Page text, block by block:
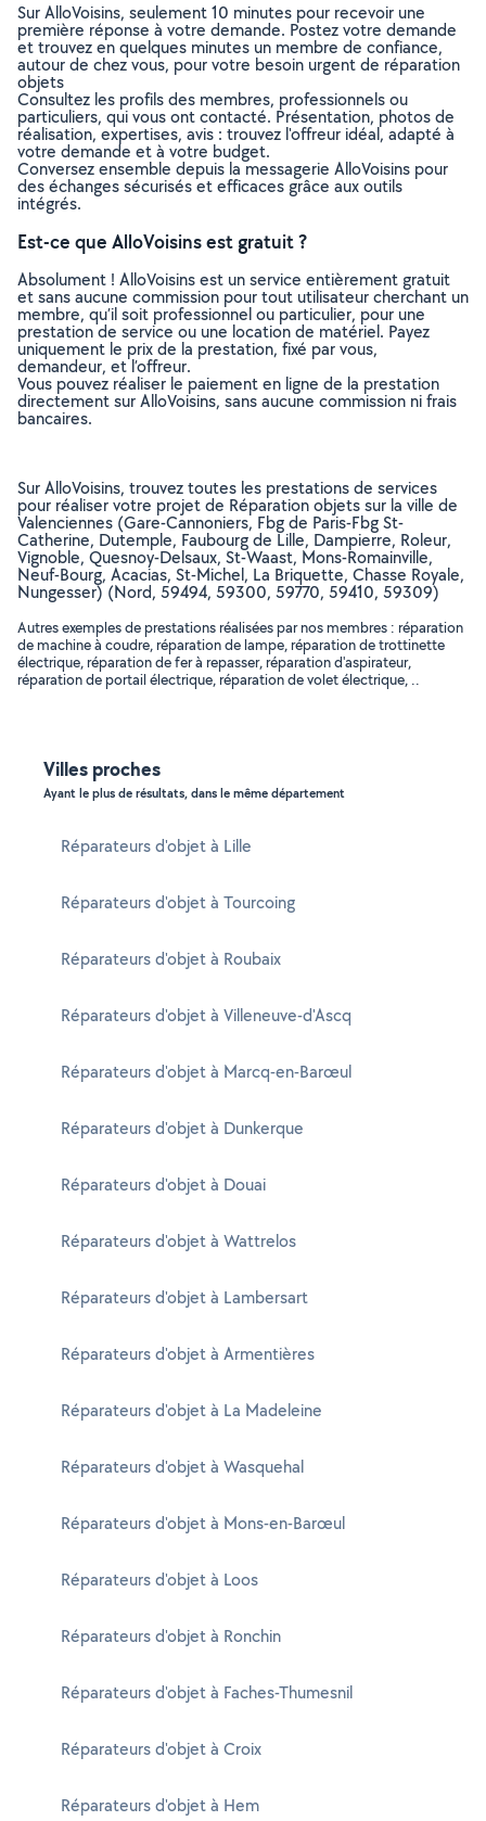
Sur AlloVoisins, seulement 10 minutes pour recevoir une
première réponse à votre demande. Postez votre demande
et trouvez en quelques minutes un membre de confiance,
autour de chez vous, pour votre besoin urgent de réparation
objets
Consultez les profils des membres, professionnels ou
particuliers, qui vous ont contacté. Présentation, photos de
réalisation, expertises, avis : trouvez l'offreur idéal, adapté à
votre demande et à votre budget.
Conversez ensemble depuis la messagerie AlloVoisins pour
des échanges sécurisés et efficaces grâce aux outils
intégrés.
Est-ce que AlloVoisins est gratuit ?
Absolument ! AlloVoisins est un service entièrement gratuit
et sans aucune commission pour tout utilisateur cherchant un
membre, qu’il soit professionnel ou particulier, pour une
prestation de service ou une location de matériel. Payez
uniquement le prix de la prestation, fixé par vous,
demandeur, et l’offreur.
Vous pouvez réaliser le paiement en ligne de la prestation
directement sur AlloVoisins, sans aucune commission ni frais
bancaires.
Sur AlloVoisins, trouvez toutes les prestations de services
pour réaliser votre projet de Réparation objets sur la ville de
Valenciennes (Gare-Cannoniers, Fbg de Paris-Fbg St-
Catherine, Dutemple, Faubourg de Lille, Dampierre, Roleur,
Vignoble, Quesnoy-Delsaux, St-Waast, Mons-Romainville,
Neuf-Bourg, Acacias, St-Michel, La Briquette, Chasse Royale,
Nungesser) (Nord, 59494, 59300, 59770, 59410, 59309)
Autres exemples de prestations réalisées par nos membres : réparation
de machine à coudre, réparation de lampe, réparation de trottinette
électrique, réparation de fer à repasser, réparation d'aspirateur,
réparation de portail électrique, réparation de volet électrique, ..
Villes proches
Ayant le plus de résultats, dans le même département
Réparateurs d'objet à Lille
Réparateurs d'objet à Tourcoing
Réparateurs d'objet à Roubaix
Réparateurs d'objet à Villeneuve-d'Ascq
Réparateurs d'objet à Marcq-en-Barœul
Réparateurs d'objet à Dunkerque
Réparateurs d'objet à Douai
Réparateurs d'objet à Wattrelos
Réparateurs d'objet à Lambersart
Réparateurs d'objet à Armentières
Réparateurs d'objet à La Madeleine
Réparateurs d'objet à Wasquehal
Réparateurs d'objet à Mons-en-Barœul
Réparateurs d'objet à Loos
Réparateurs d'objet à Ronchin
Réparateurs d'objet à Faches-Thumesnil
Réparateurs d'objet à Croix
Réparateurs d'objet à Hem